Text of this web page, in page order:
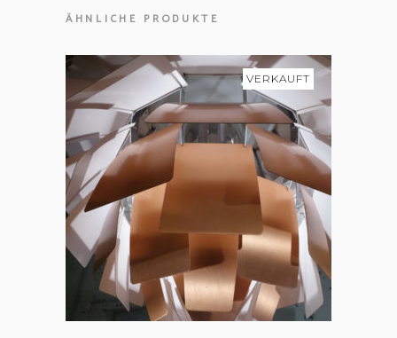
ÄHNLICHE PRODUKTE
VERKAUFT